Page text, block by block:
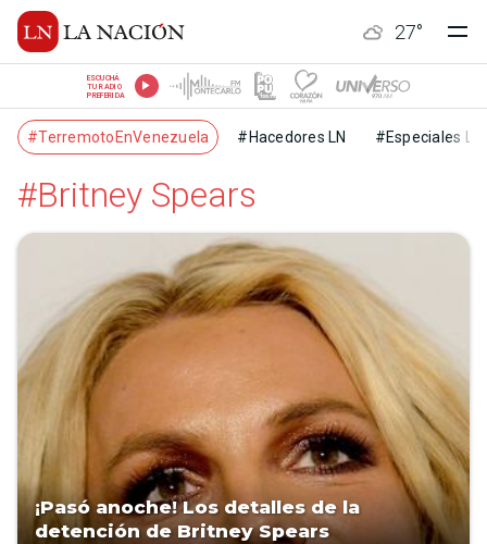
27°
ESCUCHÁ
TU RADIO
PREFERIDA
#TerremotoEnVenezuela #Hacedores LN #Especiales LN
#Britney Spears
¡Pasó anoche! Los detalles de la
detención de Britney Spears